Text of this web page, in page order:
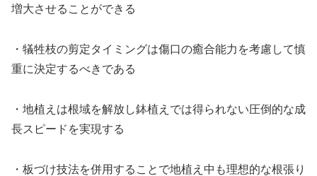
増大させることができる
・犠牲枝の剪定タイミングは傷口の癒合能力を考慮して慎
重に決定するべきである
・地植えは根域を解放し鉢植えでは得られない圧倒的な成
長スピードを実現する
・板づけ技法を併用することで地植え中も理想的な根張り